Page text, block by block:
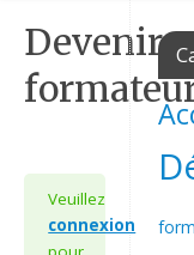
Devenir
Veuillez
connexion